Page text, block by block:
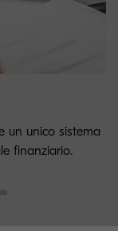
un unico sistema
finanziario.